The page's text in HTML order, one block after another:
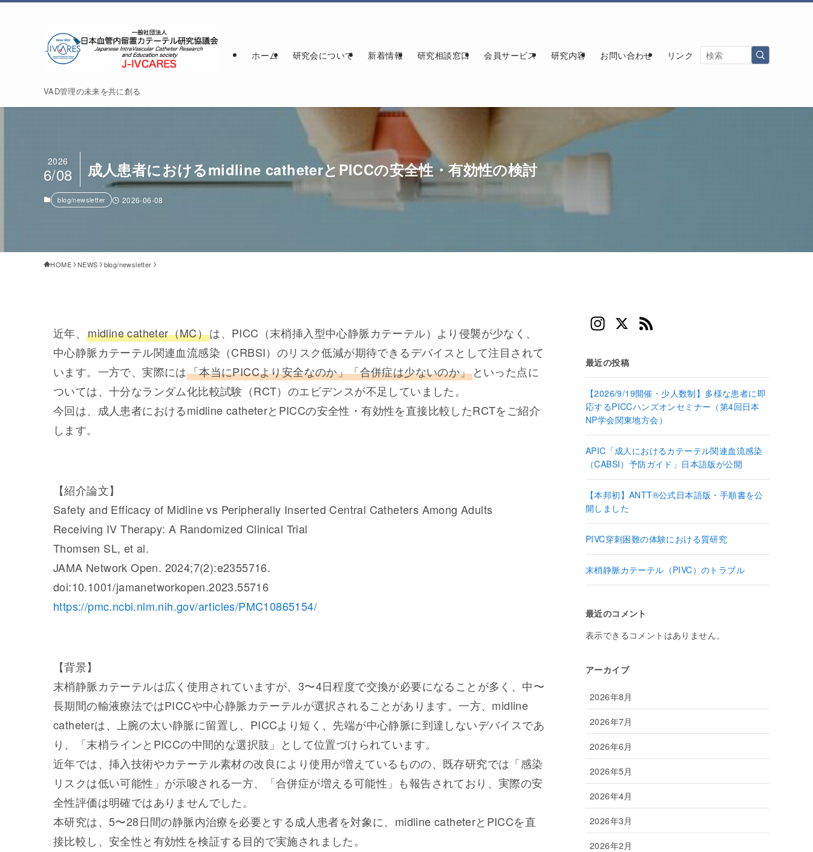
VAD管理の未来を共に創る
ホーム 研究会について 新着情報 研究相談窓口 会員サービス 研究内容 お問い合わせ リンク
成人患者におけるmidline catheterとPICCの安全性・有効性の検討
2026
6/08
blog/newsletter 2026-06-08
HOME NEWS blog/newsletter
近年、midline catheter（MC）は、PICC（末梢挿入型中心静脈カテーテル）より侵襲が少なく、
中心静脈カテーテル関連血流感染（CRBSI）のリスク低減が期待できるデバイスとして注目されて
います。一方で、実際には「本当にPICCより安全なのか」「合併症は少ないのか」といった点に
ついては、十分なランダム化比較試験（RCT）のエビデンスが不足していました。
今回は、成人患者におけるmidline catheterとPICCの安全性・有効性を直接比較したRCTをご紹介
します。
【紹介論文】
Safety and Efficacy of Midline vs Peripherally Inserted Central Catheters Among Adults
Receiving IV Therapy: A Randomized Clinical Trial
Thomsen SL, et al.
JAMA Network Open. 2024;7(2):e2355716.
doi:10.1001/jamanetworkopen.2023.55716
https://pmc.ncbi.nlm.nih.gov/articles/PMC10865154/
【背景】
末梢静脈カテーテルは広く使用されていますが、3〜4日程度で交換が必要になることが多く、中〜
長期間の輸液療法ではPICCや中心静脈カテーテルが選択されることがあります。一方、midline
catheterは、上腕の太い静脈に留置し、PICCより短く、先端が中心静脈に到達しないデバイスであ
り、「末梢ラインとPICCの中間的な選択肢」として位置づけられています。
近年では、挿入技術やカテーテル素材の改良により使用が増えているものの、既存研究では「感染
リスクは低い可能性」が示唆される一方、「合併症が増える可能性」も報告されており、実際の安
全性評価は明確ではありませんでした。
本研究は、5〜28日間の静脈内治療を必要とする成人患者を対象に、midline catheterとPICCを直
接比較し、安全性と有効性を検証する目的で実施されました。
In
a
gr
a
m
X
d
最近の投稿
【2026/9/19開催・少人数制】多様な患者に即
応するPICCハンズオンセミナー（第4回日本
NP学会関東地方会）
APIC「成人におけるカテーテル関連血流感染
（CABSI）予防ガイド」日本語版が公開
【本邦初】ANTT®公式日本語版・手順書を公
開しました
PIVC穿刺困難の体験における質研究
末梢静脈カテーテル（PIVC）のトラブル
最近のコメント
表示できるコメントはありません。
アーカイブ
2026年8月
2026年7月
2026年6月
2026年5月
2026年4月
2026年3月
2026年2月